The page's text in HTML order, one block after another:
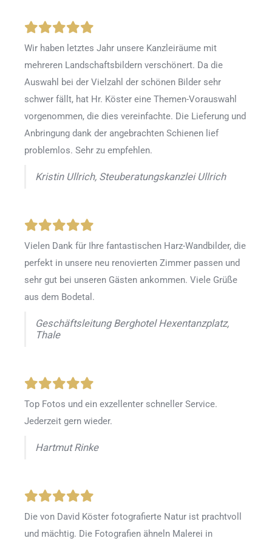
Wir haben letztes Jahr unsere Kanzleiräume mit
mehreren Landschaftsbildern verschönert. Da die
Auswahl bei der Vielzahl der schönen Bilder sehr
schwer fällt, hat Hr. Köster eine Themen-Vorauswahl
vorgenommen, die dies vereinfachte. Die Lieferung und
Anbringung dank der angebrachten Schienen lief
problemlos. Sehr zu empfehlen.
Kristin Ullrich, Steuberatungskanzlei Ullrich
Vielen Dank für Ihre fantastischen Harz-Wandbilder, die
perfekt in unsere neu renovierten Zimmer passen und
sehr gut bei unseren Gästen ankommen. Viele Grüße
aus dem Bodetal.
Geschäftsleitung Berghotel Hexentanzplatz,
Thale
Top Fotos und ein exzellenter schneller Service.
Jederzeit gern wieder.
Hartmut Rinke
Die von David Köster fotografierte Natur ist prachtvoll
und mächtig. Die Fotografien ähneln Malerei in